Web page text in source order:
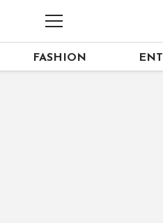
FASHION